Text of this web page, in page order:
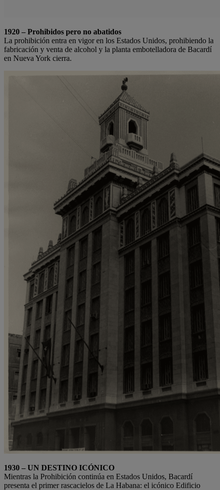
1920 – Prohibidos pero no abatidos
La prohibición entra en vigor en los Estados Unidos, prohibiendo la
fabricación y venta de alcohol y la planta embotelladora de Bacardí
en Nueva York cierra.
1930 – UN DESTINO ICÓNICO
Mientras la Prohibición continúa en Estados Unidos, Bacardí
presenta el primer rascacielos de La Habana: el icónico Edificio